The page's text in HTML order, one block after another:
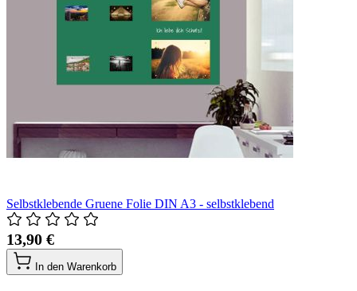
Selbstklebende Gruene Folie DIN A3 - selbstklebend
13,90 €
In den Warenkorb